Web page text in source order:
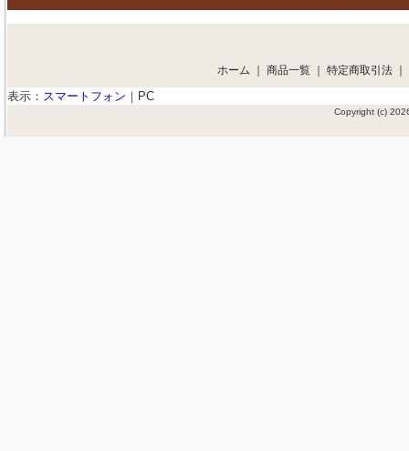
ホーム 商品一覧 特定商取引法
表示： スマートフォン ｜ PC
Copyright (c)